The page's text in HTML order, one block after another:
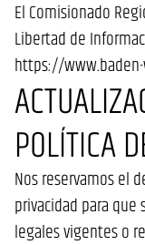
El Comisionado
Libertad de
https://
POLÍTICA
Nos reservamos el
privacidad para
legales vigentes o